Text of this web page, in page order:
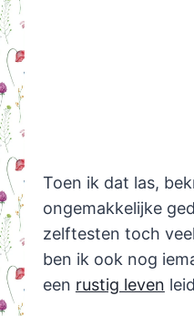
Toen ik dat las,
ongemakkelijke
zelftesten toch
ben ik ook nog
een rustig leven